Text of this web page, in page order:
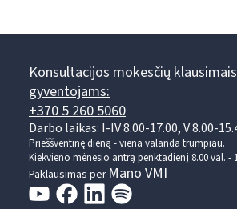
Konsultacijos mokesčių
gyventojams:
+370 5 260 5060
Darbo laikas: I-IV 8.00-17.00, V 8.00-
Prieššventinę dieną - viena valanda trumpiau.
Kiekvieno mėnesio antrą penktadienį 8.00 val. -
Paklausimas per Mano VMI